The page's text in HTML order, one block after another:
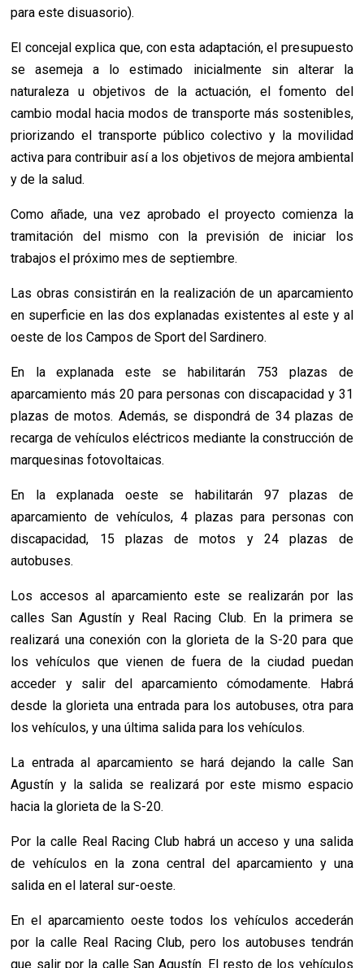
para este disuasorio).
El concejal explica que, con esta adaptación, el presupuesto
se asemeja a lo estimado inicialmente sin alterar la
naturaleza u objetivos de la actuación, el fomento del
cambio modal hacia modos de transporte más sostenibles,
priorizando el transporte público colectivo y la movilidad
activa para contribuir así a los objetivos de mejora ambiental
y de la salud.
Como añade, una vez aprobado el proyecto comienza la
tramitación del mismo con la previsión de iniciar los
trabajos el próximo mes de septiembre.
Las obras consistirán en la realización de un aparcamiento
en superficie en las dos explanadas existentes al este y al
oeste de los Campos de Sport del Sardinero.
En la explanada este se habilitarán 753 plazas de
aparcamiento más 20 para personas con discapacidad y 31
plazas de motos. Además, se dispondrá de 34 plazas de
recarga de vehículos eléctricos mediante la construcción de
marquesinas fotovoltaicas.
En la explanada oeste se habilitarán 97 plazas de
aparcamiento de vehículos, 4 plazas para personas con
discapacidad, 15 plazas de motos y 24 plazas de
autobuses.
Los accesos al aparcamiento este se realizarán por las
calles San Agustín y Real Racing Club. En la primera se
realizará una conexión con la glorieta de la S-20 para que
los vehículos que vienen de fuera de la ciudad puedan
acceder y salir del aparcamiento cómodamente. Habrá
desde la glorieta una entrada para los autobuses, otra para
los vehículos, y una última salida para los vehículos.
La entrada al aparcamiento se hará dejando la calle San
Agustín y la salida se realizará por este mismo espacio
hacia la glorieta de la S-20.
Por la calle Real Racing Club habrá un acceso y una salida
de vehículos en la zona central del aparcamiento y una
salida en el lateral sur-oeste.
En el aparcamiento oeste todos los vehículos accederán
por la calle Real Racing Club, pero los autobuses tendrán
que salir por la calle San Agustín. El resto de los vehículos